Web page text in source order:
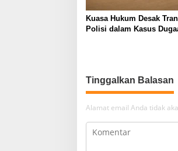
Kuasa Hukum Desak
Polisi dalam Kasus
Tinggalkan Balasan
Alamat email Anda tidak